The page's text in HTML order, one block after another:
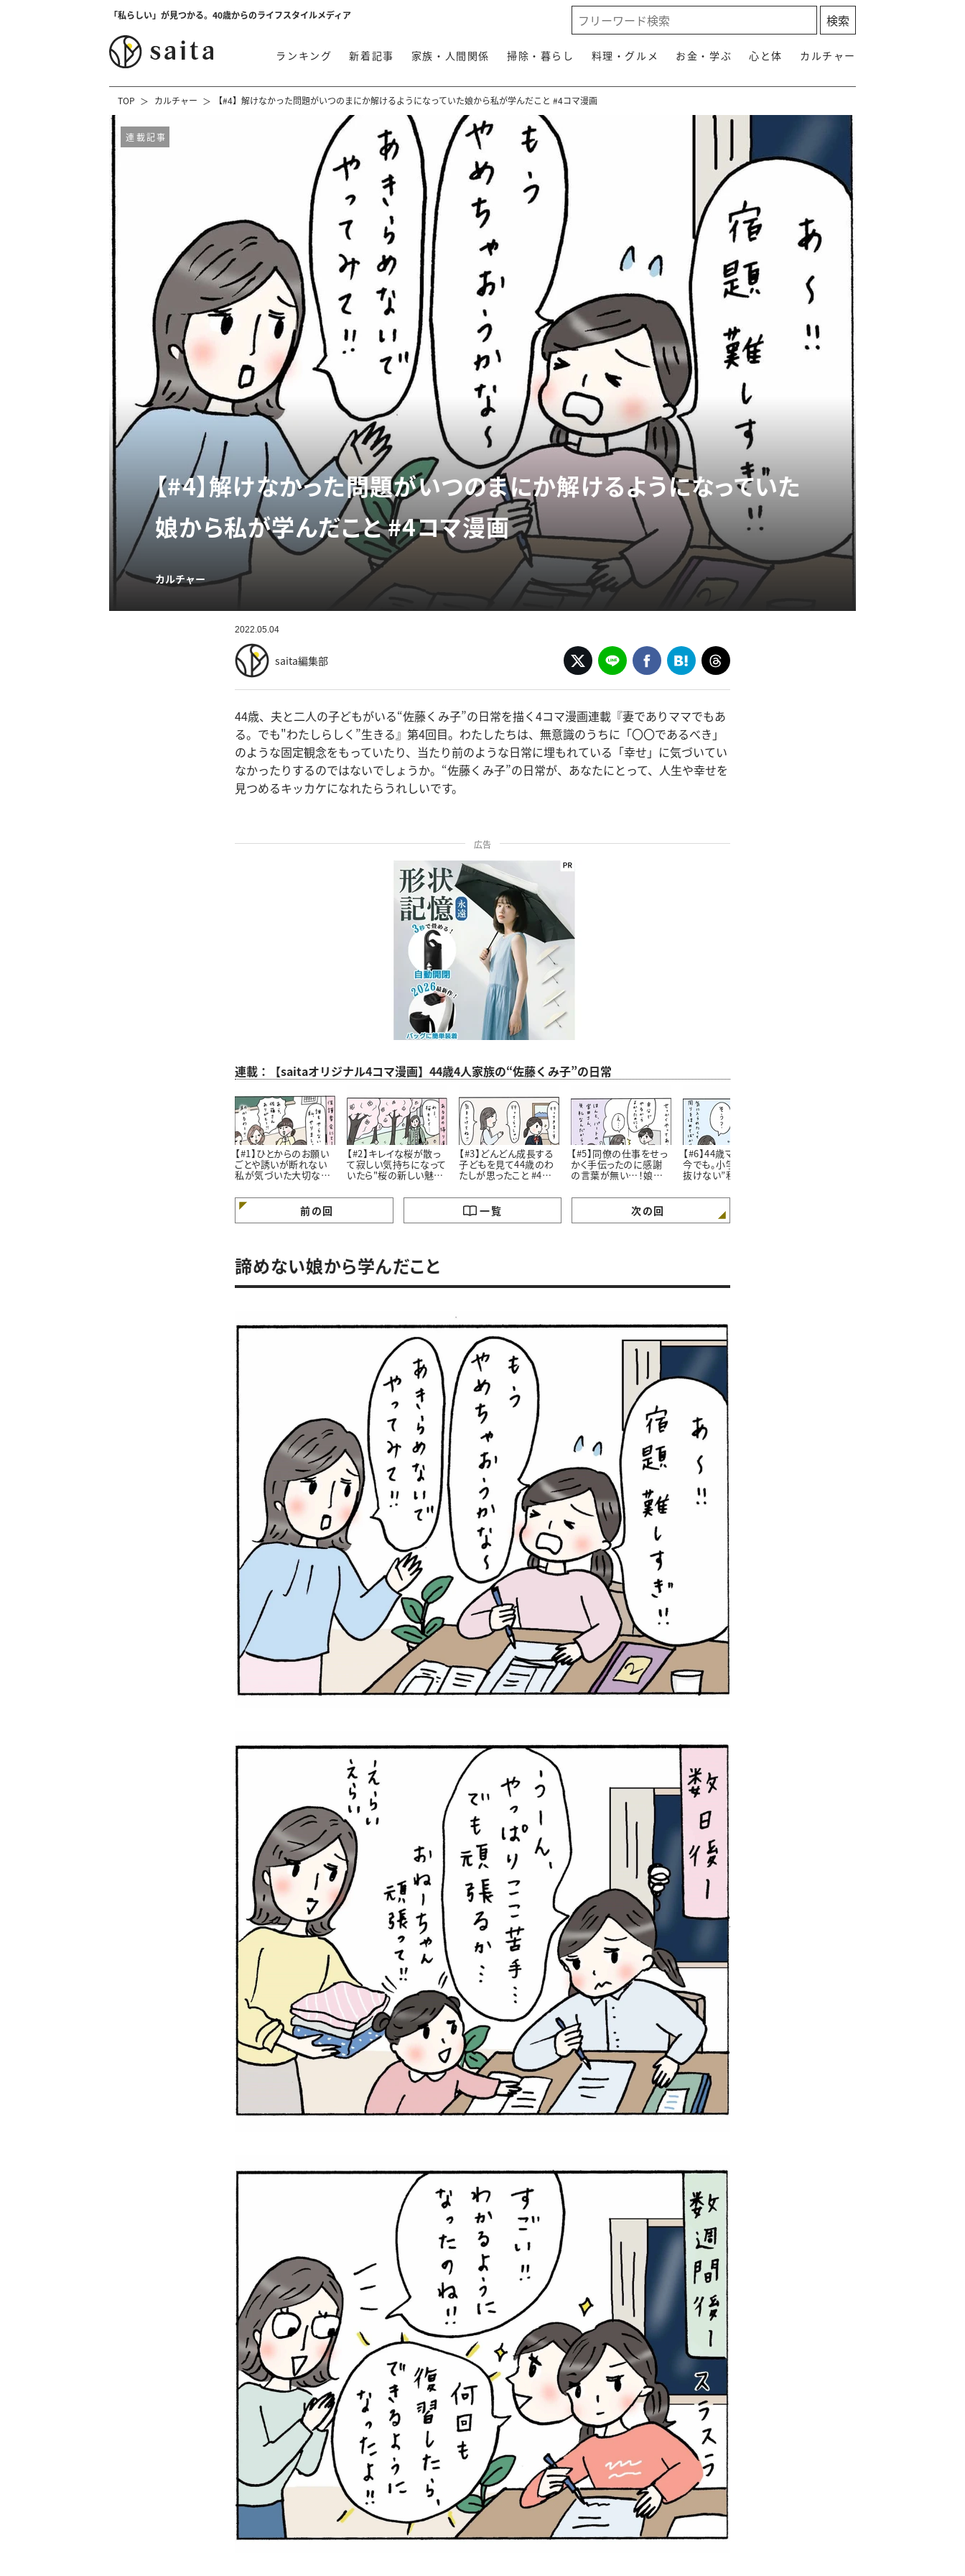
「私らしい」が見つかる。40歳からのライフスタイルメディア
ランキング 新着記事 家族・人間関係 掃除・暮らし 料理・グルメ お金・学ぶ 心と体 カルチャー
TOP カルチャー 【#4】解けなかった問題がいつのまにか解けるようになっていた娘から私が学んだこと #4コマ漫画
連載記事
【#4】解けなかった問題がいつのまにか解けるようになっていた
娘から私が学んだこと #4コマ漫画
カルチャー
2022.05.04
saita編集部
44歳、夫と二人の子どもがいる“佐藤くみ子”の日常を描く4コマ漫画連載『妻でありママでもあ
る。でも"わたしらしく”生きる』第4回目。わたしたちは、無意識のうちに「〇〇であるべき」
のような固定観念をもっていたり、当たり前のような日常に埋もれている「幸せ」に気づいてい
なかったりするのではないでしょうか。“佐藤くみ子”の日常が、あなたにとって、人生や幸せを
見つめるキッカケになれたらうれしいです。
広告
連載：【saitaオリジナル4コマ漫画】44歳4人家族の“佐藤くみ子”の日常
【#1】ひとからのお願い
ごとや誘いが断れない
私が気づいた大切なこ
【#2】キレイな桜が散っ
て寂しい気持ちになって
いたら"桜の新しい魅
#4コマ漫画
【#3】どんどん成長する
子どもを見て44歳のわ
たしが思ったこと #4コ
【#5】同僚の仕事をせっ
かく手伝ったのに感謝
の言葉が無い…！娘に
きたおはなし。#4コマ漫
【#6】44歳ママになった
今でも。小学生の頃から
抜けない”私のクセ” #4
前の回 一覧 次の回
諦めない娘から学んだこと